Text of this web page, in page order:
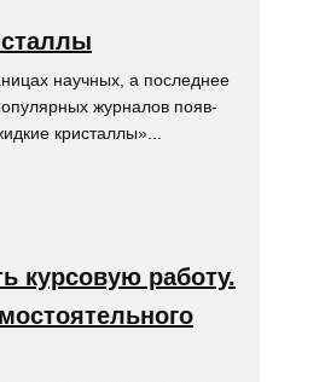
научных, а последнее
журналов появ-
кристаллы»...
курсовую работу.